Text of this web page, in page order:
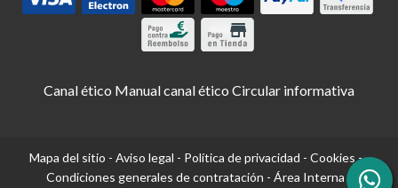
Canal ético Manual canal ético Circular informativa
Mapa del sitio - Aviso legal - Política de privacidad - Cookies-
Condiciones generales de contratación - Área Interna